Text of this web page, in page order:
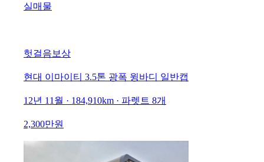
실매물
헛걸음보상
현대 이마이티 3.5톤 광폭 윙바디 일반캡
12년 11월 · 184,910km · 파렛트 8개
2,300만원